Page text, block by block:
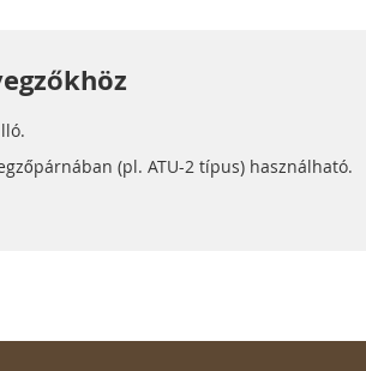
(pl. ATU-2 típus) használható.